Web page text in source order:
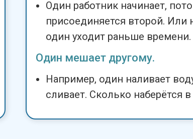
Например, один наливает
сливает. Сколько наберётся в
Один мешает другому.
Один работник начинает,
присоединяется второй. Или
один уходит раньше времени.